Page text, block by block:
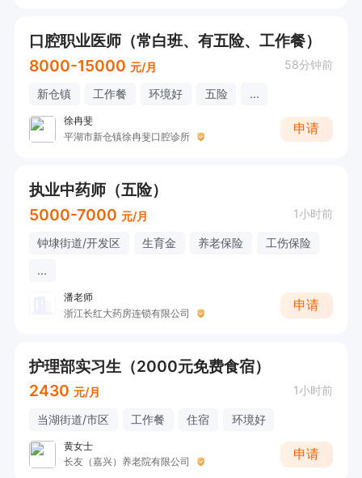
口腔职业医师（常白班、有五险、工作餐）
8000-15000 元/月 58分钟前
新仓镇 工作餐 环境好 五险 ...
徐冉斐
平湖市新仓镇徐冉斐口腔诊所
申请
执业中药师（五险）
5000-7000 元/月 1小时前
钟埭街道/开发区 生育金 养老保险
工伤保险
...
潘老师
浙江长红大药房连锁有限公司
申请
护理部实习生（2000元免费食宿）
2430 元/月 1小时前
当湖街道/市区 工作餐 住宿 环境好
黄女士
长友（嘉兴）养老院有限公司
申请